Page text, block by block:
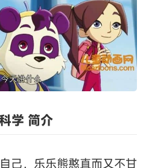
学 简介
己，乐乐熊憨直而又不甘